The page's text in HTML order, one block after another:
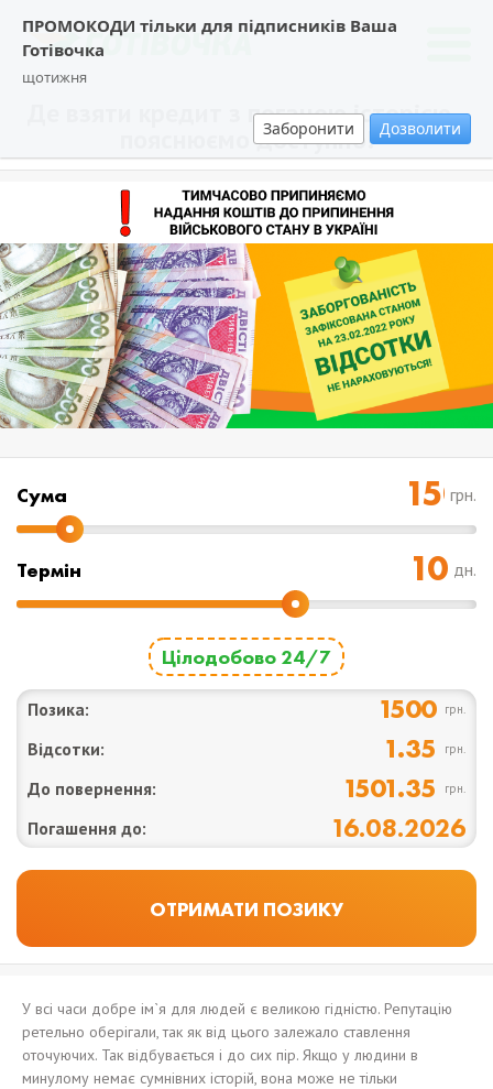
ПРОМОКОДИ тільки для підписників Ваша
Готівочка
щотижня
Заборонити Дозволити
Де взяти кредит з поганою історією -
пояснюємо доступно!
Cума грн.
Термін дн.
Цілодобово 24/7
Позика: 1500 грн.
Відсотки: 1.35 грн.
До повернення: 1501.35 грн.
Погашення до: 16.08.2026
У всі часи добре ім`я для людей є великою гідністю. Репутацію
ретельно оберігали, так як від цього залежало ставлення
оточуючих. Так відбувається і до сих пір. Якщо у людини в
минулому немає сумнівних історій, вона може не тільки